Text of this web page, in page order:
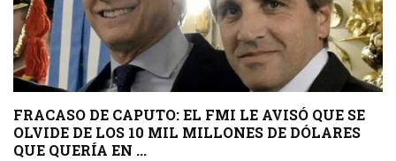
FRACASO DE CAPUTO: EL FMI LE AVISÓ QUE SE
OLVIDE DE LOS 10 MIL MILLONES DE DÓLARES
QUE QUERÍA EN ...